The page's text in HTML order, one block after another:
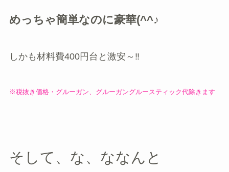
めっちゃ簡単なのに豪華(^^♪
しかも材料費400円台と激安～‼
※税抜き価格・グルーガン、グルーガングルースティック代除きます
そして、な、ななんと